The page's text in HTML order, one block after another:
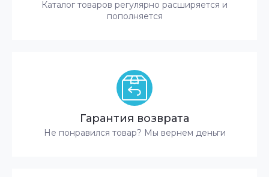
Каталог товаров регулярно расширяется и
пополняется
Гарантия возврата
Не понравился товар? Мы вернем деньги